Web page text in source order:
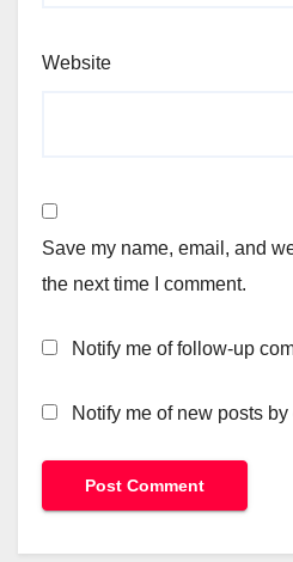
Website
Save my name, email, and
the next time I comment.
Notify me of follow-up
Notify me of new posts by